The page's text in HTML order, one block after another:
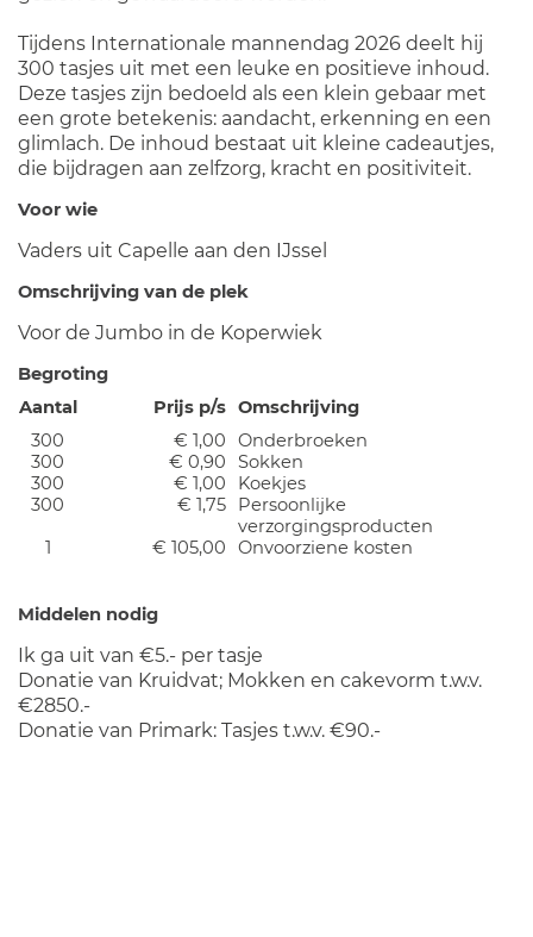
Tijdens Internationale mannendag 2026 deelt hij
300 tasjes uit met een leuke en positieve inhoud.
Deze tasjes zijn bedoeld als een klein gebaar met
een grote betekenis: aandacht, erkenning en een
glimlach. De inhoud bestaat uit kleine cadeautjes,
die bijdragen aan zelfzorg, kracht en positiviteit.
Voor wie
Vaders uit Capelle aan den IJssel
Omschrijving van de plek
Voor de Jumbo in de Koperwiek
Begroting
Aantal
Prijs p/s Omschrijving
300
€ 1,00
Onderbroeken
300
€ 0,90
Sokken
300
€ 1,00
Koekjes
300
€ 1,75
Persoonlijke
verzorgingsproducten
1
€ 105,00 Onvoorziene kosten
Middelen nodig
Ik ga uit van €5.- per tasje
Donatie van Kruidvat; Mokken en cakevorm t.w.v.
€2850.-
Donatie van Primark: Tasjes t.w.v. €90.-